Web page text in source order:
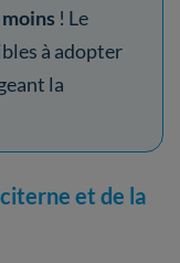
moins ! Le
à adopter
la
et de la